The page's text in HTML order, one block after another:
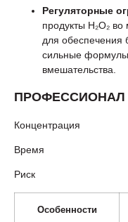
Регуляторные
продукты H₂O₂
для обеспечения
сильные формулы
вмешательства.
ПРОФЕССИОНАЛ
Концентрация
Время
Риск
Особенности